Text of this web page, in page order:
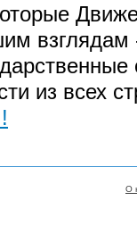
из всех
О